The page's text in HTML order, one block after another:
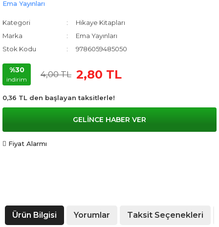
Ema Yayınları
Kategori
Hikaye Kitapları
Marka
Ema Yayınları
Stok Kodu
9786059485050
%30
indirim
4,00 TL 2,80 TL
0,36 TL den başlayan taksitlerle!
GELİNCE HABER VER
Fiyat Alarmı
Ürün Bilgisi Yorumlar Taksit Seçenekleri